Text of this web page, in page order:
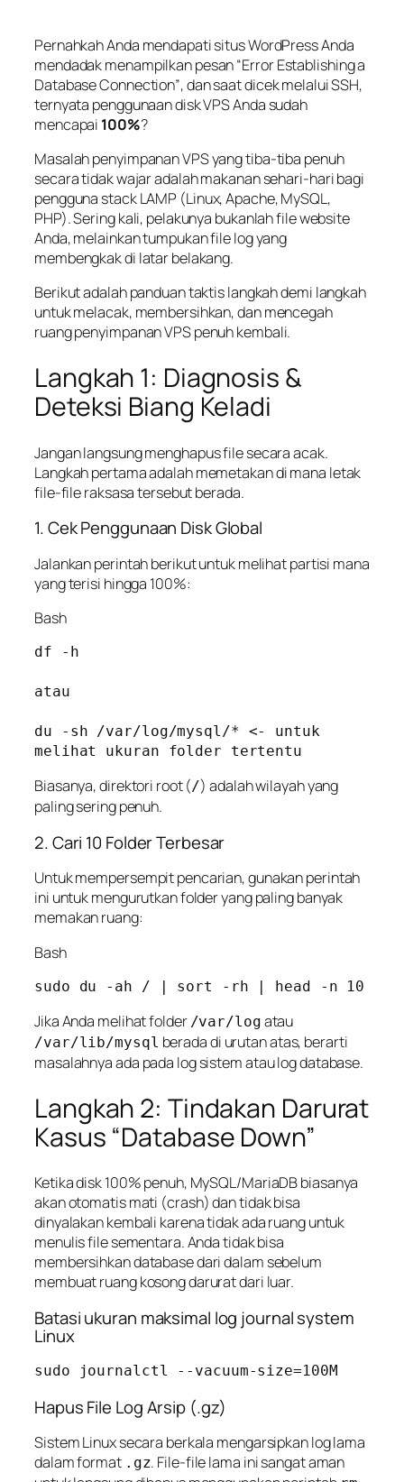
Pernahkah Anda mendapati situs WordPress Anda
mendadak menampilkan pesan“Error Establishing a
Database Connection”, dan saat dicek melalui SSH,
ternyata penggunaan disk VPS Anda sudah
mencapai 100%?
Masalah penyimpanan VPS yang tiba-tiba penuh
secara tidak wajar adalah makanan sehari-hari bagi
pengguna stackLAMP (Linux, Apache, MySQL,
PHP). Sering kali, pelakunya bukanlah file website
Anda, melainkan tumpukan file log yang
membengkak di latar belakang.
Berikut adalah panduan taktis langkah demi langkah
untuk melacak, membersihkan, dan mencegah
ruang penyimpanan VPS penuh kembali.
Langkah 1: Diagnosis &
Deteksi Biang Keladi
Jangan langsung menghapus file secara acak.
Langkah pertama adalah memetakan di mana letak
file-file raksasa tersebut berada.
1. Cek Penggunaan Disk Global
Jalankan perintah berikut untuk melihat partisi mana
yang terisi hingga 100%:
Bash
df -h
atau
du -sh /var/log/mysql/* <- untuk
melihat ukuran folder tertentu
Biasanya, direktori root (/) adalah wilayah yang
paling sering penuh.
2. Cari 10 Folder Terbesar
Untuk mempersempit pencarian, gunakan perintah
ini untuk mengurutkan folder yang paling banyak
memakan ruang:
Bash
Jika Anda melihat folder /var/log atau
/var/lib/mysql berada di urutan atas, berarti
masalahnya ada pada log sistem atau log database.
Langkah 2: Tindakan Darurat
Kasus “Database Down”
Ketika disk 100% penuh, MySQL/MariaDB biasanya
akan otomatis mati (crash) dan tidak bisa
dinyalakan kembali karena tidak ada ruang untuk
menulis file sementara. Anda tidak bisa
membersihkan database dari dalam sebelum
membuat ruang kosong darurat dari luar.
Batasi ukuran maksimal log journal system
Linux
sudo journalctl --vacuum-size=100M
Hapus File Log Arsip (.gz)
Sistem Linux secara berkala mengarsipkan log lama
dalam format .gz. File-file lama ini sangat aman